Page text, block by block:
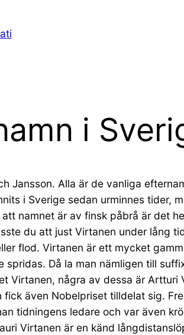
i
Jansson. Alla är de vanliga
i Sverige sedan urminnes tider,
namnet är av finsk påbrå är det
du att just Virtanen under lång
flod. Virtanen är ett mycket
Då la man nämligen till
Virtanen, några av dessa är
fick även Nobelpriset tilldelat sig.
tidningens ledare och var även
Virtanen är en känd